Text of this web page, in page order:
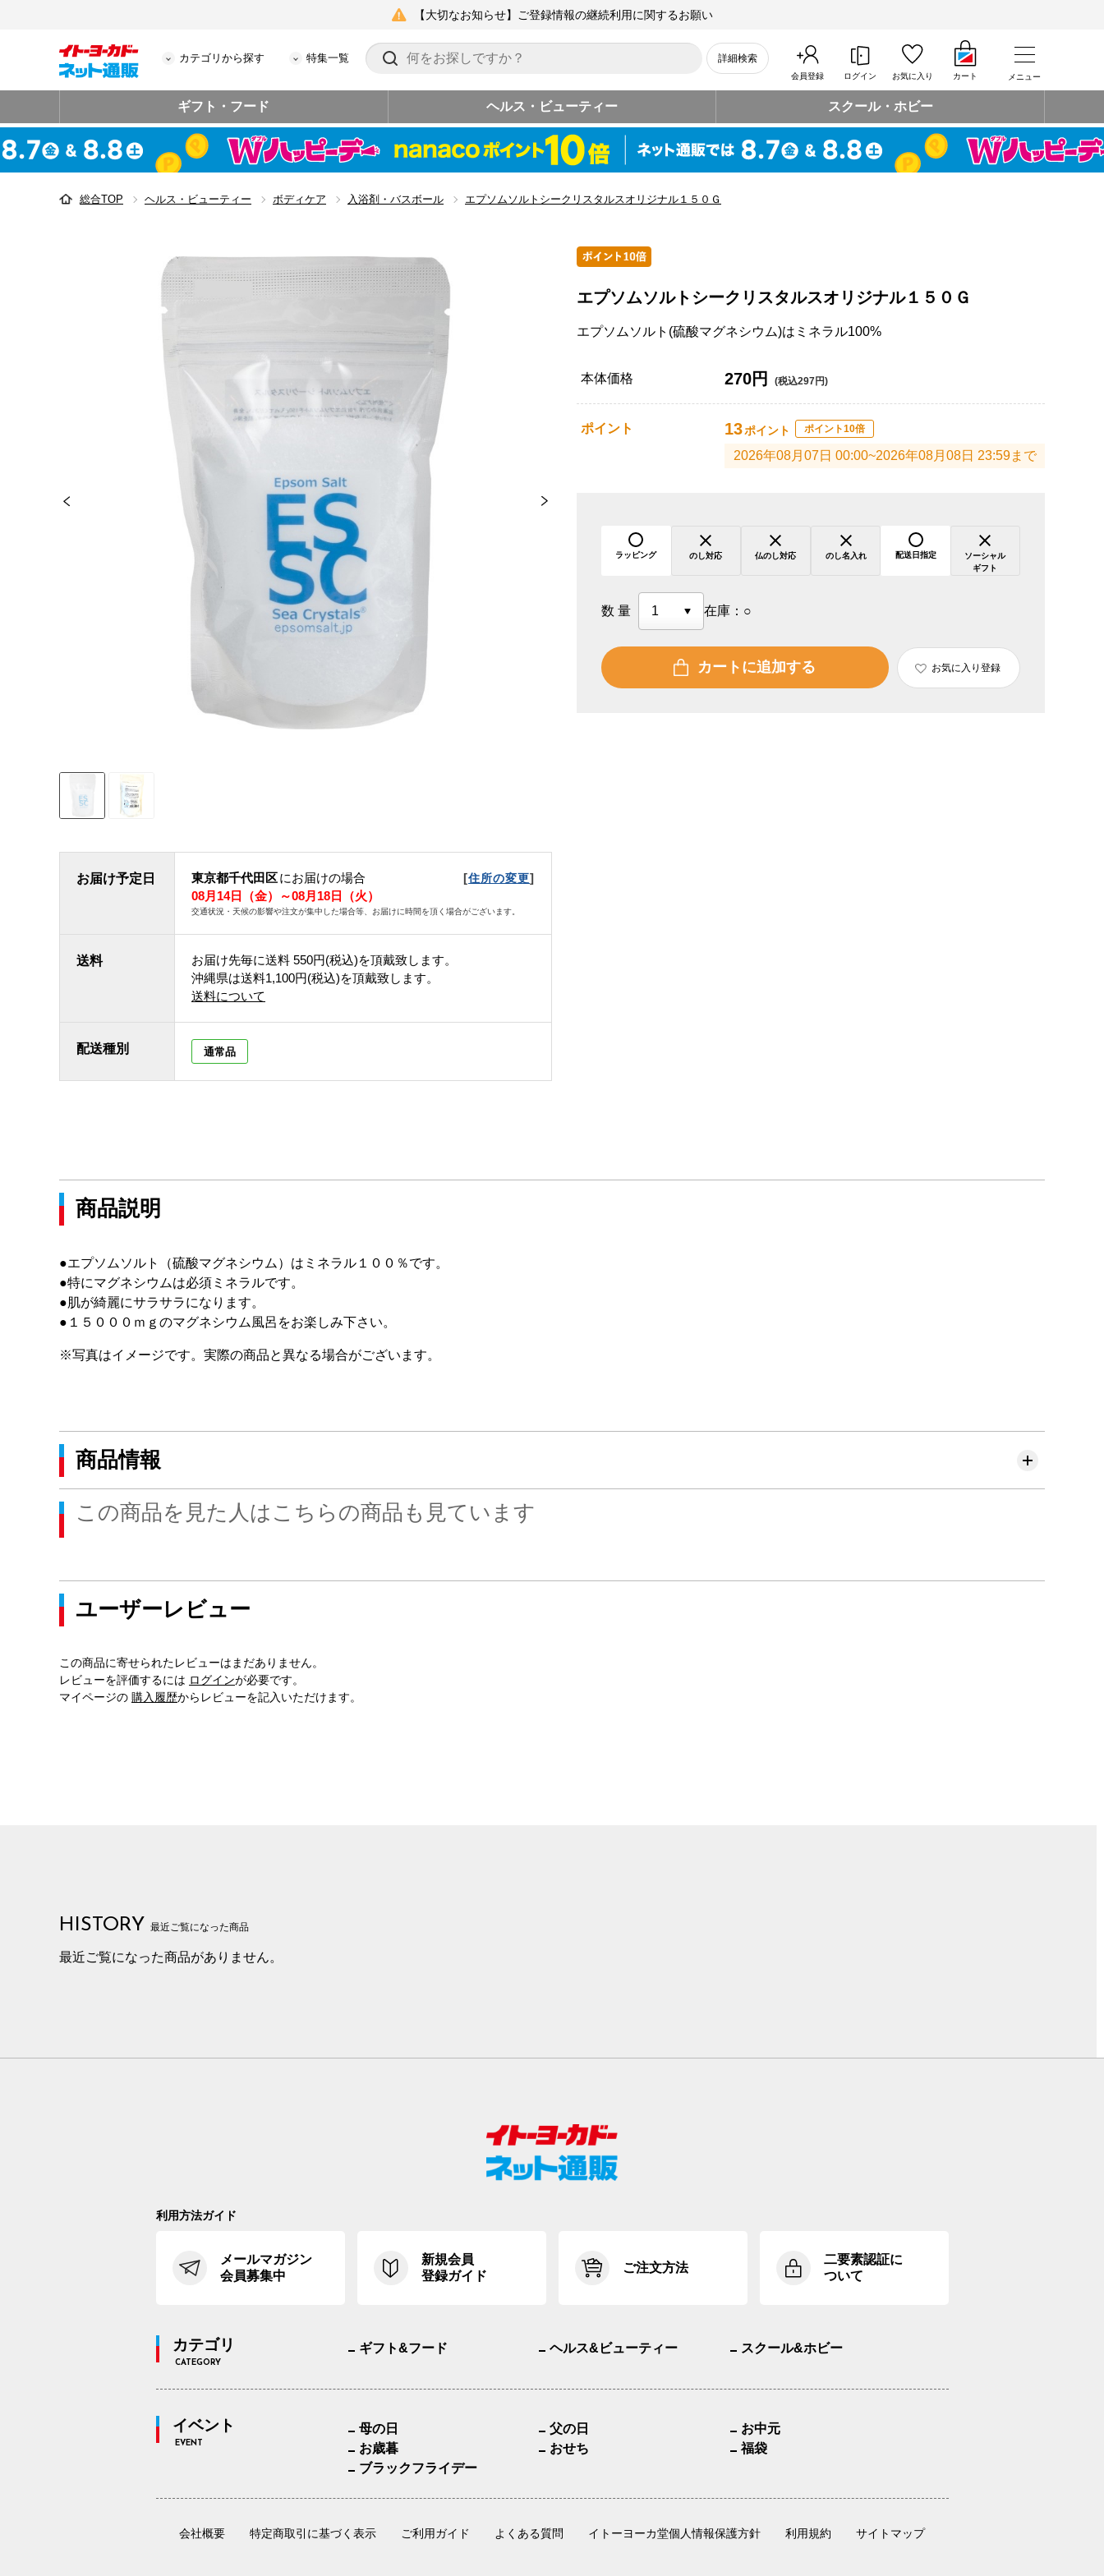
【大切なお知らせ】ご登録情報の継続利用に関するお願い
カテゴリから探す 特集一覧 詳細検索
会員登録 ログイン お気に入り カート メニュー
ギフト・フード ヘルス・ビューティー スクール・ホビー
総合TOP ヘルス・ビューティー ボディケア 入浴剤・バスボール エプソムソルトシークリスタルスオリジナル１５０Ｇ
お届け予定日 東京都千代田区にお届けの場合 [住所の変更]
08月14日（金）～08月18日（火）
交通状況・天候の影響や注文が集中した場合等、お届けに時間を頂く場合がございます。
送料 お届け先毎に送料 550円(税込)を頂戴致します。
沖縄県は送料1,100円(税込)を頂戴致します。
送料について
配送種別 通常品
エプソムソルトシークリスタルスオリジナル１５０Ｇ
エプソムソルト(硫酸マグネシウム)はミネラル100%
本体価格 270円 (税込297円)
ポイント 13ポイント ポイント10倍
2026年08月07日 00:00~2026年08月08日 23:59まで
ラッピング のし対応 仏のし対応 のし名入れ 配送日指定
ソーシャル
ギフト
数量 在庫： ○
カートに追加する お気に入り登録
商品説明
●エプソムソルト（硫酸マグネシウム）はミネラル１００％です。
●特にマグネシウムは必須ミネラルです。
●肌が綺麗にサラサラになります。
●１５０００ｍｇのマグネシウム風呂をお楽しみ下さい。
※写真はイメージです。実際の商品と異なる場合がございます。
商品情報
この商品を見た人はこちらの商品も見ています
ユーザーレビュー
この商品に寄せられたレビューはまだありません。
レビューを評価するには ログインが必要です。
マイページの 購入履歴からレビューを記入いただけます。
HISTORY 最近ご覧になった商品
最近ご覧になった商品がありません。
利用方法ガイド
メールマガジン
会員募集中
新規会員
登録ガイド
ご注文方法
二要素認証に
ついて
カテゴリ
CATEGORY
ギフト&フード ヘルス&ビューティー スクール&ホビー
イベント
EVENT
母の日 父の日
お中元
お歳暮
おせち
福袋
ブラックフライデー
会社概要 特定商取引に基づく表示 ご利用ガイド よくある質問 イトーヨーカ堂個人情報保護方針 利用規約 サイトマップ